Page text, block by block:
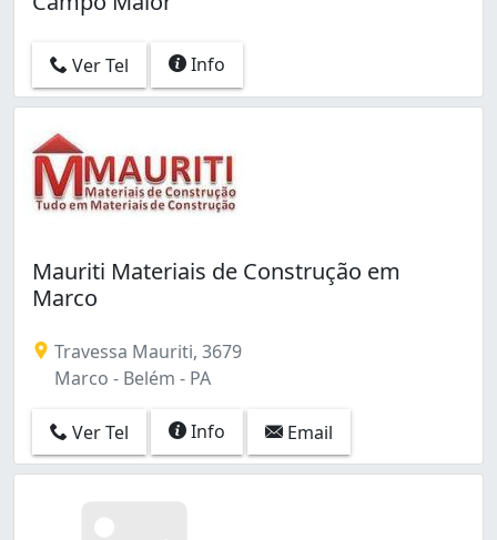
Pedreira (3)
São Brás (1)
Tapanã (Icoaraci) (1)
Tenoné (1)
Umarizal (2)
Ver Tel Info
Mauriti Materiais de Construção em
Marco
Travessa Mauriti, 3679
Marco - Belém - PA
Ver Tel Info Email